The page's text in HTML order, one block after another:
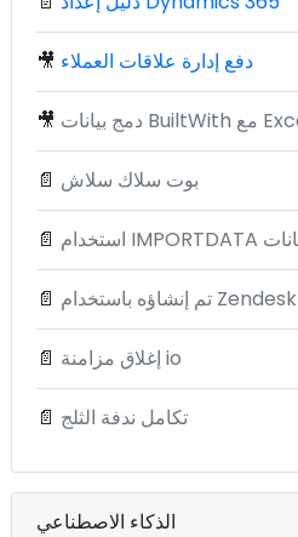
🎥 دفع إدارة علاقات العملاء
🎥
📄 بوت سلاك سلاش
📄
📄 تم إنشاؤه باستخدام Zendesk
📄 إغلاق مزامنة io
📄 تكامل ندفة الثلج
الذكاء الاصطناعي